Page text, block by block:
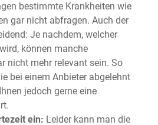
bestimmte Krankheiten wie
gar nicht abfragen. Auch der
Je nachdem, welcher
können manche
nicht mehr relevant sein. So
bei einem Anbieter abgelehnt
jedoch gerne eine
ein: Leider kann man die